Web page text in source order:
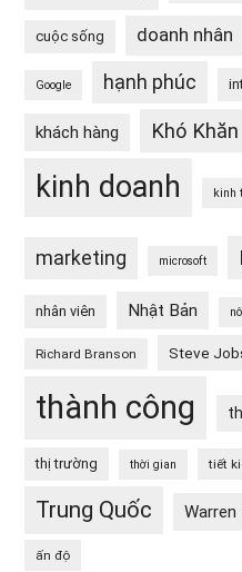
cuộc sống doanh nhân
Google hạnh phúc
khách hàng Khó Khăn
kinh doanh kinh
marketing microsoft
nhân viên Nhật Bản
Richard Branson Steve
thành công
thị trường thời gian tiết
Trung Quốc
ấn độ